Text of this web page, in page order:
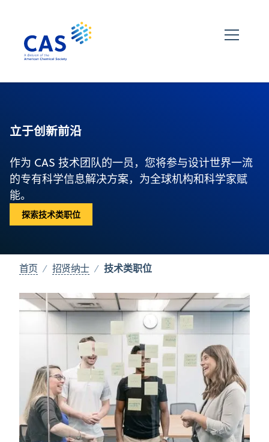
立于创新前沿
作为 CAS 技术团队的一员，您将参与设计世界一流
的专有科学信息解决方案，为全球机构和科学家赋
能。
探索技术类职位
首页 招贤纳士 技术类职位